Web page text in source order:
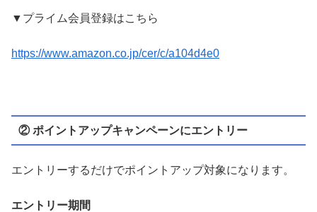
▼プライム会員登録はこちら
https://www.amazon.co.jp/cer/c/a104d4e0
② ポイントアップキャンペーンにエントリー
エントリーするだけでポイントアップ対象になります。
エントリー期間